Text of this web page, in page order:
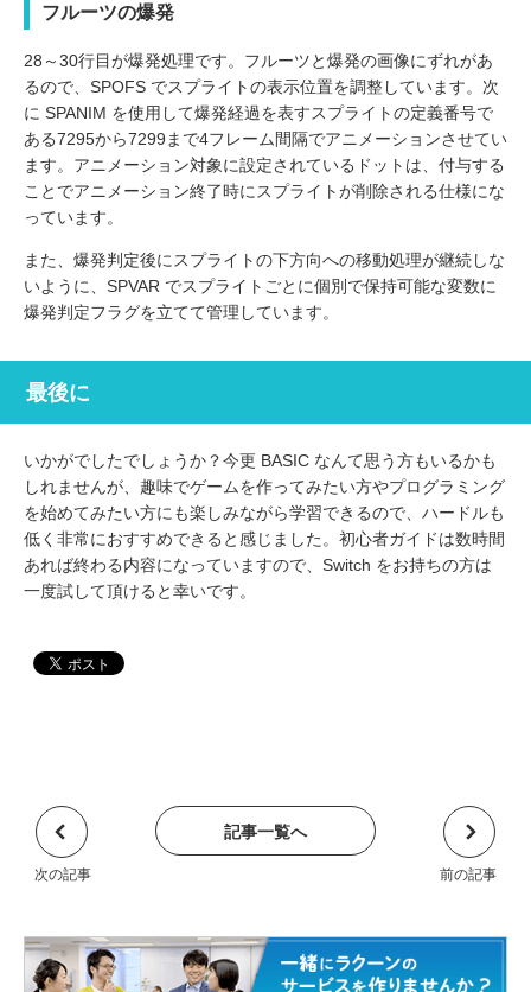
フルーツの爆発
28～30行目が爆発処理です。フルーツと爆発の画像にずれがあ
るので、SPOFS でスプライトの表示位置を調整しています。次
に SPANIM を使用して爆発経過を表すスプライトの定義番号で
ある7295から7299まで4フレーム間隔でアニメーションさせてい
ます。アニメーション対象に設定されているドットは、付与する
ことでアニメーション終了時にスプライトが削除される仕様にな
っています。
また、爆発判定後にスプライトの下方向への移動処理が継続しな
いように、SPVAR でスプライトごとに個別で保持可能な変数に
爆発判定フラグを立てて管理しています。
最後に
いかがでしたでしょうか？今更 BASIC なんて思う方もいるかも
しれませんが、趣味でゲームを作ってみたい方やプログラミング
を始めてみたい方にも楽しみながら学習できるので、ハードルも
低く非常におすすめできると感じました。初心者ガイドは数時間
あれば終わる内容になっていますので、Switch をお持ちの方は
一度試して頂けると幸いです。
記事一覧へ